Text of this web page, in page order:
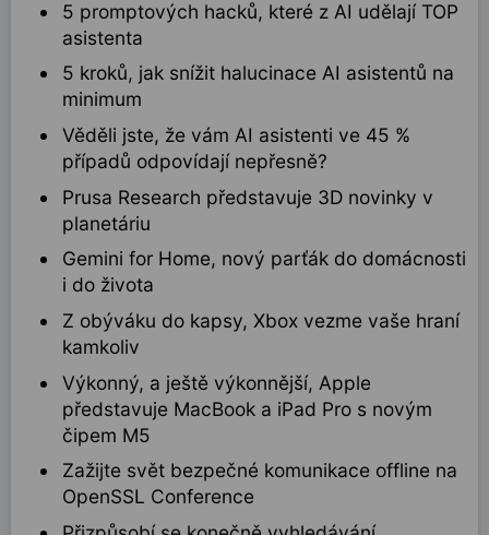
5 promptových hacků, které z AI udělají TOP
asistenta
5 kroků, jak snížit halucinace AI asistentů na
minimum
Věděli jste, že vám AI asistenti ve 45 %
případů odpovídají nepřesně?
Prusa Research představuje 3D novinky v
planetáriu
Gemini for Home, nový parťák do domácnosti
i do života
Z obýváku do kapsy, Xbox vezme vaše hraní
kamkoliv
Výkonný, a ještě výkonnější, Apple
představuje MacBook a iPad Pro s novým
čipem M5
Zažijte svět bezpečné komunikace offline na
OpenSSL Conference